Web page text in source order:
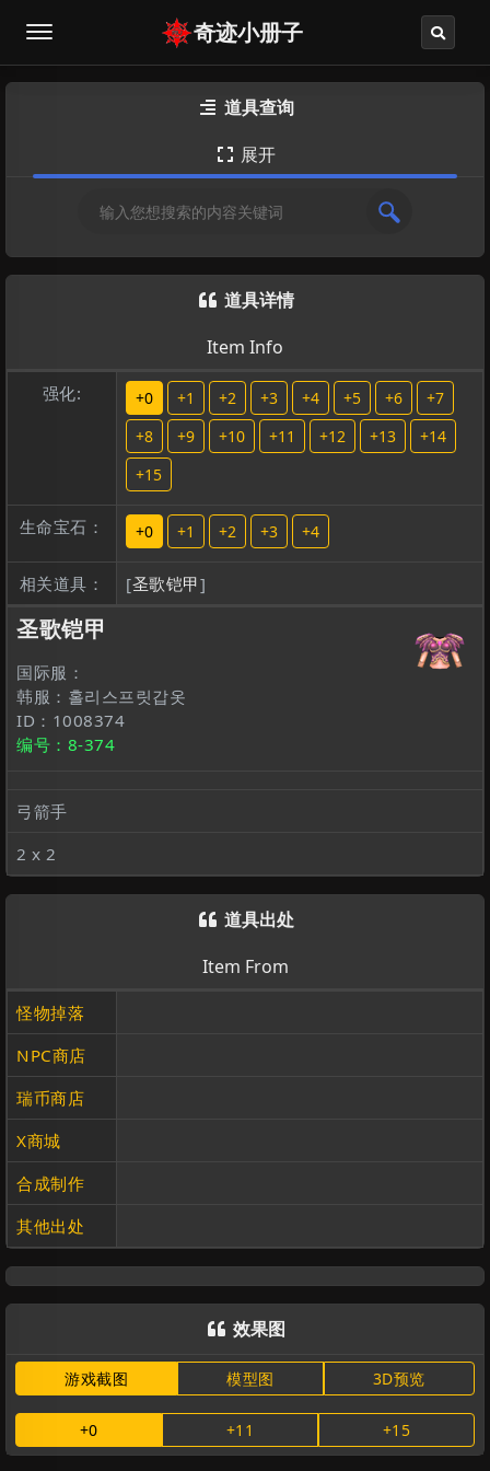
奇迹小册子
 道具查询
 展开
 道具详情
Item Info
强化: +0 +1 +2 +3 +4 +5 +6
+7
+8
+9 +10 +11 +12 +13
+14
+15
生命宝石： +0 +1 +2 +3 +4
相关道具： [圣歌铠甲]
圣歌铠甲
国际服：
韩服：홀리스프릿갑옷
ID：1008374
编号：8-374
弓箭手
2 x 2
 道具出处
Item From
怪物掉落
NPC商店
瑞币商店
X商城
合成制作
其他出处
 效果图
游戏截图 模型图 3D预览
+0 +11 +15